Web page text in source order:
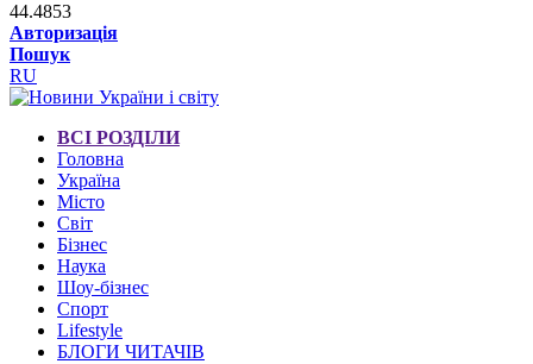
44.4853
Авторизація
Пошук
RU
ВСІ РОЗДІЛИ
Головна
Україна
Місто
Світ
Бізнес
Наука
Шоу-бізнес
Спорт
Lifestyle
БЛОГИ ЧИТАЧІВ